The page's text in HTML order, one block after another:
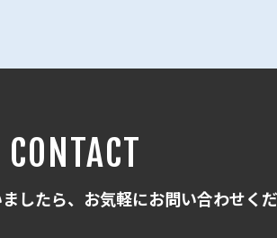
CONTACT
したら、お気軽にお問い合わせく